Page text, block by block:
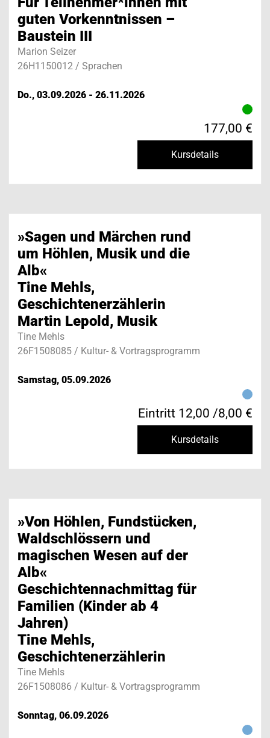
guten Vorkenntnissen –
Baustein III
Marion Seizer
26H1150012 / Sprachen
Do., 03.09.2026 - 26.11.2026
177,00 €
Kursdetails
»Sagen und Märchen rund
um Höhlen, Musik und die
Alb«
Tine Mehls,
Geschichtenerzählerin
Martin Lepold, Musik
Tine Mehls
26F1508085 / Kultur- & Vortragsprogramm
Samstag, 05.09.2026
Eintritt 12,00 /8,00 €
Kursdetails
»Von Höhlen, Fundstücken,
Waldschlössern und
magischen Wesen auf der
Alb«
Geschichtennachmittag für
Familien (Kinder ab 4
Jahren)
Tine Mehls,
Geschichtenerzählerin
Tine Mehls
26F1508086 / Kultur- & Vortragsprogramm
Sonntag, 06.09.2026